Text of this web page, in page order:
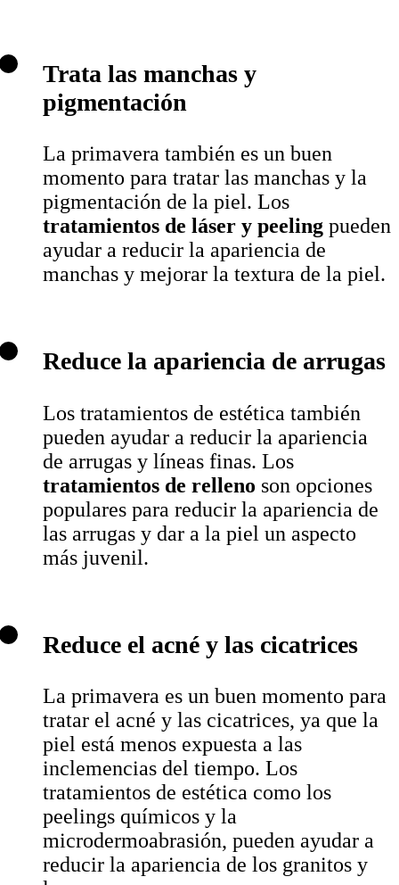
Trata las manchas y
pigmentación
La primavera también es un buen
momento para tratar las manchas y la
pigmentación de la piel. Los
tratamientos de láser y peeling pueden
ayudar a reducir la apariencia de
manchas y mejorar la textura de la piel.
Reduce la apariencia de arrugas
Los tratamientos de estética también
pueden ayudar a reducir la apariencia
de arrugas y líneas finas. Los
tratamientos de relleno son opciones
populares para reducir la apariencia de
las arrugas y dar a la piel un aspecto
más juvenil.
Reduce el acné y las cicatrices
La primavera es un buen momento para
tratar el acné y las cicatrices, ya que la
piel está menos expuesta a las
inclemencias del tiempo. Los
tratamientos de estética como los
peelings químicos y la
microdermoabrasión, pueden ayudar a
reducir la apariencia de los granitos y